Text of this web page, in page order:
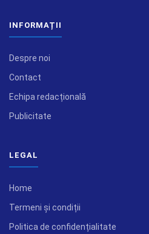
INFORMAȚII
Despre noi
Contact
Echipa redacțională
Publicitate
LEGAL
Home
Termeni și condiții
Politica de confidențialitate